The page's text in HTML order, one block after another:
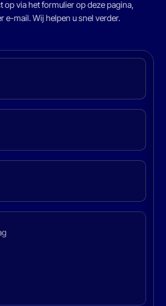
op via het formulier op deze pagina,
e-mail. Wij helpen u snel verder.